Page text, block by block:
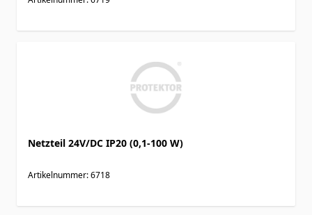
Netzteil 24V/DC IP20 (0,1-100 W)
Artikelnummer: 6718